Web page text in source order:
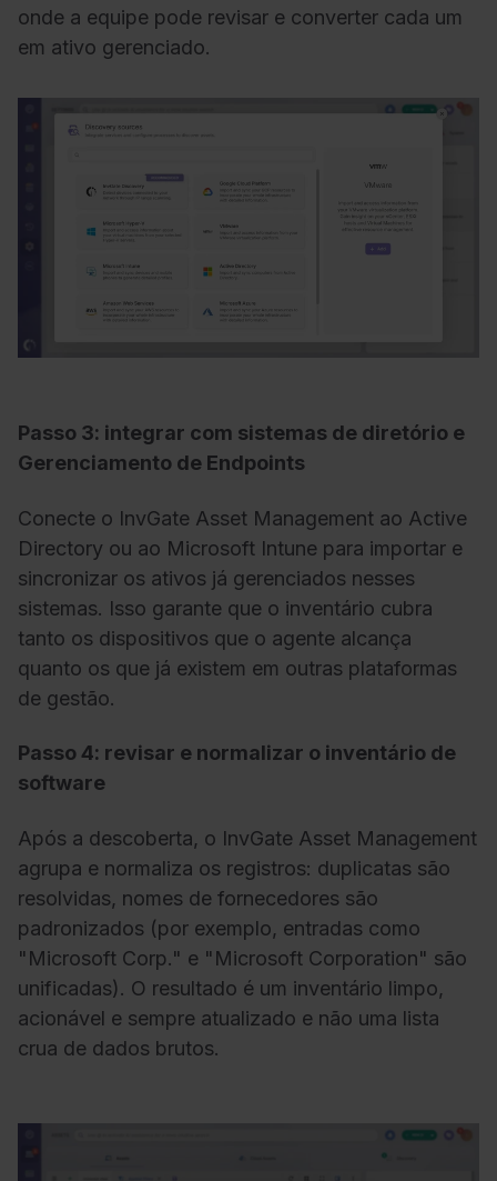
onde a equipe pode revisar e converter cada um
em ativo gerenciado.
Passo 3: integrar com sistemas de diretório e
Gerenciamento de Endpoints
Conecte o InvGate Asset Management ao Active
Directory ou ao Microsoft Intune para importar e
sincronizar os ativos já gerenciados nesses
sistemas. Isso garante que o inventário cubra
tanto os dispositivos que o agente alcança
quanto os que já existem em outras plataformas
de gestão.
Passo 4: revisar e normalizar o inventário de
software
Após a descoberta, o InvGate Asset Management
agrupa e normaliza os registros: duplicatas são
resolvidas, nomes de fornecedores são
padronizados (por exemplo, entradas como
"Microsoft Corp." e "Microsoft Corporation" são
unificadas). O resultado é um inventário limpo,
acionável e sempre atualizado e não uma lista
crua de dados brutos.